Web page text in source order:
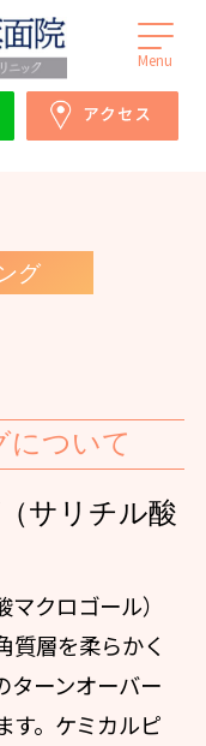
クHANA
うえだメディカル
ヒアルロン酸、ボ
えております。
院 | 箕面市にある
る美容クリニッ
ります。
グ
について
サリチル酸
クロゴール）
質層を柔らかく
ターンオーバー
す。ケミカルピ